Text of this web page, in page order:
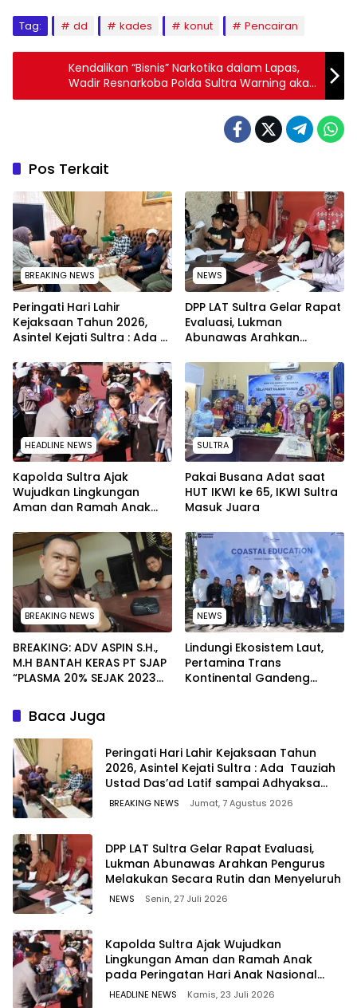
Tag: dd kades konut Pencairan
Kendalikan “Bisnis” Narkotika dalam Lapas,
Wadir Resnarkoba Polda Sultra Warning akan
Tembak Pelaku
Pos Terkait
BREAKING NEWS
Peringati Hari Lahir
Kejaksaan Tahun 2026,
Asintel Kejati Sultra : Ada
sampai Adhyaksa Run
NEWS
‎DPP LAT Sultra Gelar Rapat
Evaluasi, Lukman
Abunawas Arahkan
Secara Rutin dan
Menyeluruh
HEADLINE NEWS
Kapolda Sultra Ajak
Wujudkan Lingkungan
Aman dan Ramah Anak
Nasional 2026
SULTRA
Pakai Busana Adat saat
HUT IKWI ke 65, IKWI Sultra
Masuk Juara
BREAKING NEWS
BREAKING: ADV ASPIN S.H.,
M.H BANTAH KERAS PT SJAP
“PLASMA 20% SEJAK 2023
WARGA WAWOONE!
NEWS
Lindungi Ekosistem Laut,
Pertamina Trans
Kontinental Gandeng
Baca Juga
Peringati Hari Lahir Kejaksaan Tahun
2026, Asintel Kejati Sultra : Ada Tauziah
Ustad Das’ad Latif sampai Adhyaksa
Run
BREAKING NEWS Jumat, 7 Agustus 2026
‎DPP LAT Sultra Gelar Rapat Evaluasi,
Lukman Abunawas Arahkan Pengurus
Melakukan Secara Rutin dan Menyeluruh
NEWS Senin, 27 Juli 2026
Kapolda Sultra Ajak Wujudkan
Lingkungan Aman dan Ramah Anak
pada Peringatan Hari Anak Nasional
2026
HEADLINE NEWS Kamis, 23 Juli 2026